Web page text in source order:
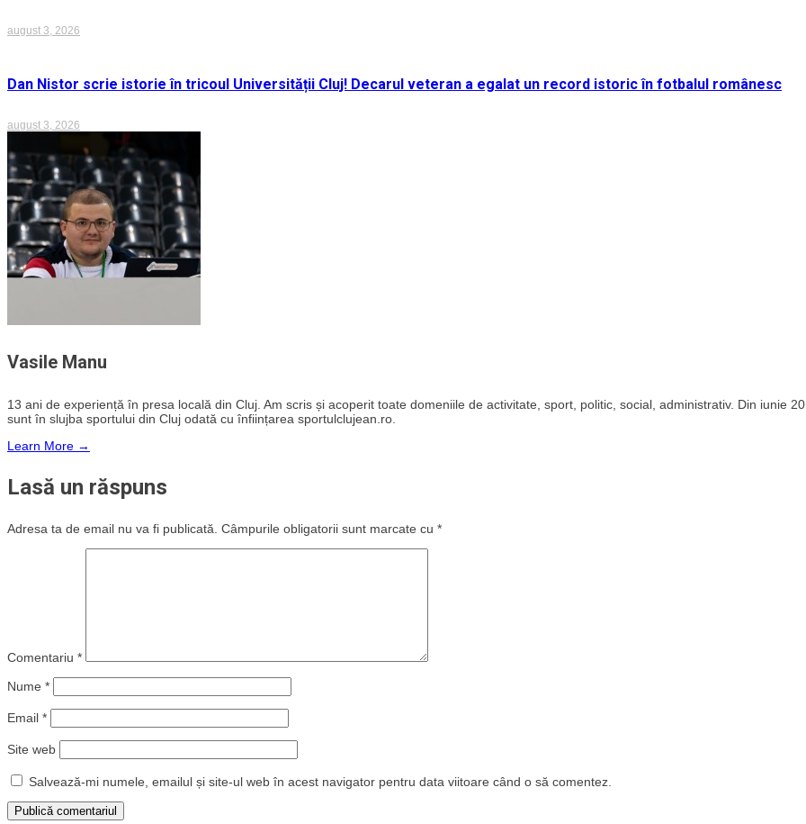
august 3, 2026
Dan Nistor scrie istorie în tricoul Universității Cluj! Decarul veteran a egalat un record istoric în fotbalul românesc
august 3, 2026
Vasile Manu
13 ani de experiență în presa locală din Cluj. Am scris și acoperit toate domeniile de activitate, sport, politic, social, administrativ. Din iunie
sunt în slujba sportului din Cluj odată cu înființarea sportulclujean.ro.
Learn More →
Lasă un răspuns
Adresa ta de email nu va fi publicată. Câmpurile obligatorii sunt marcate cu *
Comentariu *
Nume *
Email *
Site web
Salvează-mi numele, emailul și site-ul web în acest navigator pentru data viitoare când o să comentez.